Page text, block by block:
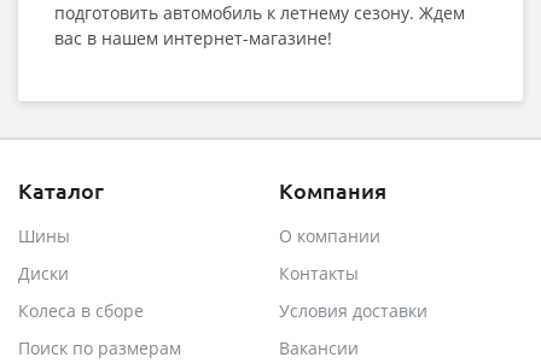
подготовить автомобиль к летнему сезону. Ждем
вас в нашем интернет-магазине!
Каталог
Шины
Диски
Колеса в сборе
Поиск по размерам
Компания
О компании
Контакты
Условия доставки
Вакансии